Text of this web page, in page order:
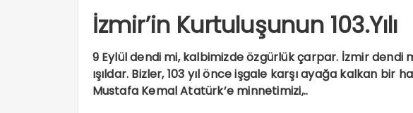
İzmir’in Kurtuluşunun 103.Yılı
9 Eylül dendi mi, kalbimizde özgürlük çarpar. İzmir dendi
ışıldar. Bizler, 103 yıl önce işgale karşı ayağa kalkan bir
Mustafa Kemal Atatürk’e minnetimizi,..